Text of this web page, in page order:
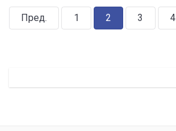
Пред. 1 2 3 4